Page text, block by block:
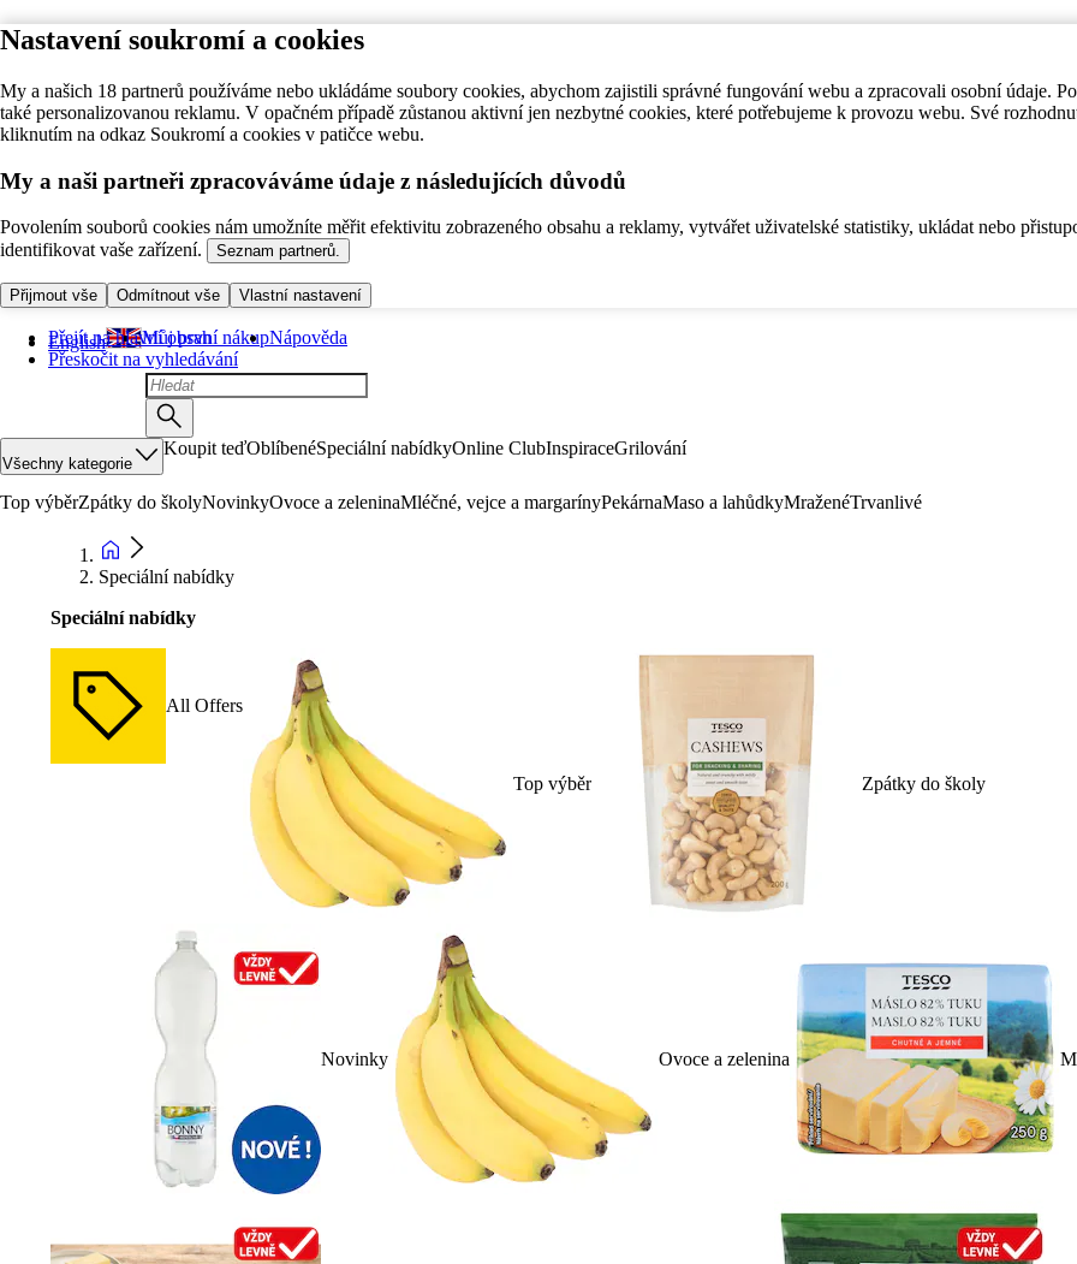
Nastavení soukromí a cookies
My a našich 18 partnerů používáme nebo ukládáme soubory cookies, abychom zajistili správné fungování webu a zpracovali osobní údaje.
také personalizovanou reklamu. V opačném případě zůstanou aktivní jen nezbytné cookies, které potřebujeme k provozu webu. Své
kliknutím na odkaz Soukromí a cookies v patičce webu.
My a naši partneři zpracováváme údaje z následujících důvodů
Povolením souborů cookies nám umožníte měřit efektivitu zobrazeného obsahu a reklamy, vytvářet uživatelské statistiky, ukládat nebo
identifikovat vaše zařízení.
Seznam partnerů.
Přijmout vše Odmítnout vše Vlastní nastavení
Přejít na hlavní obsah
Přeskočit na vyhledávání
English Můj první nákupNápověda
Všechny kategorie
Koupit teďOblíbenéSpeciální nabídkyOnline ClubInspiraceGrilování
Top výběrZpátky do školyNovinkyOvoce a zeleninaMléčné, vejce a margarínyPekárnaMaso a lahůdkyMraženéTrvanlivé
Speciální nabídky
Speciální nabídky
All Offers
Top výběr Zpátky do školy
Novinky Ovoce a zelenina